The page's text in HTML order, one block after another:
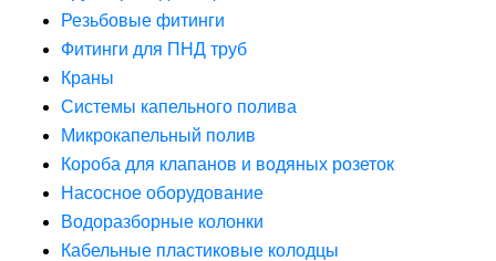
Резьбовые фитинги
Фитинги для ПНД труб
Краны
Системы капельного полива
Микрокапельный полив
Короба для клапанов и водяных розеток
Насосное оборудование
Водоразборные колонки
Кабельные пластиковые колодцы